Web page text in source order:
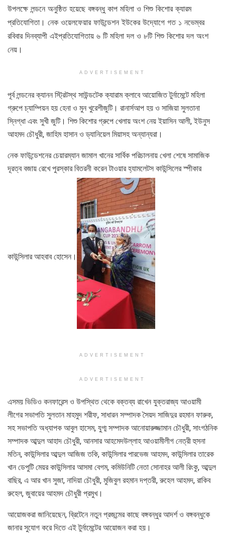
উপলক্ষে লন্ডনে অনুষ্ঠিত হয়েছে বঙ্গবন্ধু কাপ মহিলা ও শিশু কিশোর ক্যারম
প্রতিযোগিতা। নেক ওয়েলফেয়ার ফাউন্ডেশন ইউকের উদ্যোগে গত ১ নভেম্বর
রবিবার দিনব্যাপী এইপ্রতিযোগিতায় ৬ টি মহিলা দল ও ৮টি শিশু কিশোর দল অংশ
নেয়।
ADVERTISEMENT
পূর্ব লন্ডনের ক্যানন স্ট্রিটস্থ সাউন্ডটেক ক্যারাম ক্লাবে আয়োজিত টুর্নামেন্টে মহিলা
গ্রুপে চ্যাম্পিয়ন হয় হেনা ও মুন খুরেশীজুটি। রানার্সআপ হয় ও সাজিয়া সুলতানা
স্নিগ্ধা এবং সুখী জুটি। শিশু কিশোর গ্রুপে খেলায় অংশ নেয় ইয়াসিন আলী, ইউনুস
আহমদ চৌধুরী, জাহিম হাসান ও ড্যানিয়েল মিয়াসহ অন্যান্যরা।
নেক ফাউন্ডেশনের চেয়ারম্যান জামাল খানের সার্বিক পরিচালনায় খেলা শেষে সামাজিক
দূরত্ব বজায় রেখে পুরস্কার বিতরনী করেন টাওয়ার হ্যামলেটস কাউন্সিলের স্পীকার
কাউন্সিলার আহবাব হোসেন।
ADVERTISEMENT
ADVERTISEMENT
এসময় ভিডিও কনফারেন্স ও উপস্থিত থেকে বক্তব্য রাখেন যুক্তরাজ্য আওয়ামী
লীগের সভাপতি সুলতান মাহমুদ শরীফ, সাধারন সম্পাদক সৈয়দ সাজিদুর রহমান ফারুক,
সহ সভাপতি অধ্যাপক আবুল হাসেম, যুগ্ম সম্পাদক আনোয়ারুজ্জামান চৌধুরী, সাংগঠনিক
সম্পাদক আব্দুল আহাদ চৌধুরী, আনসার আহমেদউল্লাহ আওয়ামীলীগ নেত্রী হুসনা
মতিন, কাউন্সিলার আব্দুল আজিজ তকি, কাউন্সিলার পারভেজ আহমদ, কাউন্সিলার তারেক
খান ডেপুটি মেয়র কাউন্সিলার আসমা বেগম, কমিউনিটি নেতা সোনাহর আলী রিংকু, আব্দুল
বাছির, এ আর খান সুজা, নাদিয়া চৌধুরী, মুজিবুল রহমান দপ্তরী, রুহেল আহমদ, রাকিব
রুহেল, জুবায়ের আহমদ চৌধুরী প্রমুখ।
আয়োজকরা জানিয়েছেন, ব্রিটেনে নতুন প্রজন্মের কাছে বঙ্গবন্ধুর আদর্শ ও বঙ্গবন্ধুকে
জানার সুযোগ করে দিতে এই টুর্নামেন্টের আয়োজন করা হয়।